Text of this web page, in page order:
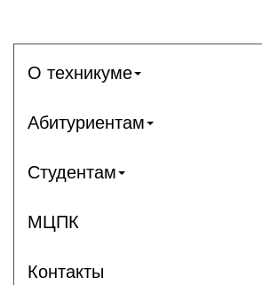
О техникуме
Абитуриентам
Студентам
МЦПК
Контакты